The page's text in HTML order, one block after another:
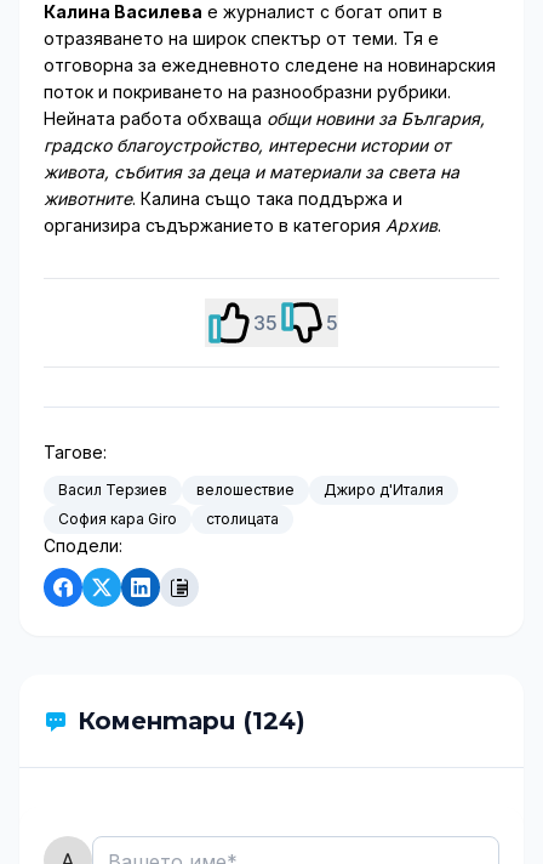
Калина Василева е журналист с богат опит в
отразяването на широк спектър от теми. Тя е
отговорна за ежедневното следене на новинарския
поток и покриването на разнообразни рубрики.
Нейната работа обхваща общи новини за България,
градско благоустройство, интересни истории от
живота, събития за деца и материали за света на
животните. Калина също така поддържа и
организира съдържанието в категория Архив.
35 5
Тагове:
Васил Терзиев велошествие
Джиро д'Италия
София кара Giro
столицата
Сподели:
Коментари (124)